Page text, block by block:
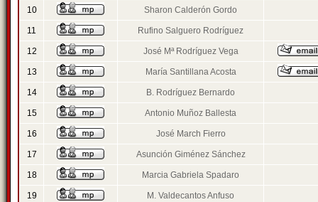
10 Sharon Calderón Gordo
11 Rufino Salguero Rodríguez
12 José Mª Rodríguez Vega
13 María Santillana Acosta
14 B. Rodríguez Bernardo
15 Antonio Muñoz Ballesta
16 José March Fierro
17 Asunción Giménez Sánchez
18 Marcia Gabriela Spadaro
19 M. Valdecantos Anfuso